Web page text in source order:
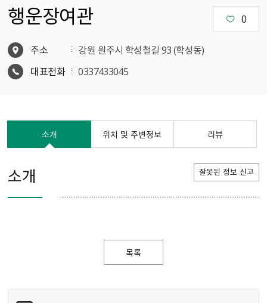
행운장여관 0
주소
강원 원주시 학성철길 93 (학성동)
대표전화
0337433045
소개 위치 및 주변정보 리뷰
소개 잘못된 정보 신고
목록